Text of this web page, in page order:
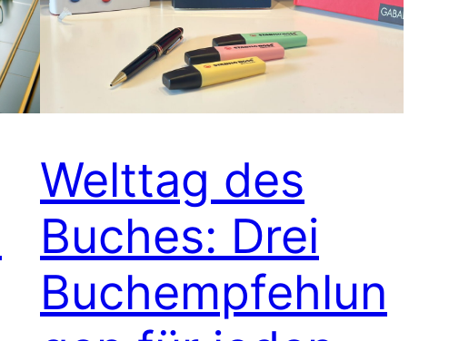
Welttag des
Buches: Drei
Buchempfehlun